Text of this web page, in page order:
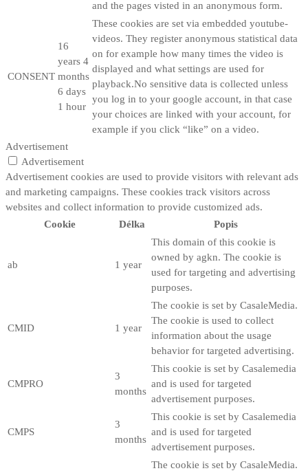
and the pages visted in an anonymous form.
CONSENT
16
years 4
months
6 days
1 hour
These cookies are set via embedded youtube-
videos. They register anonymous statistical data
on for example how many times the video is
displayed and what settings are used for
playback.No sensitive data is collected unless
you log in to your google account, in that case
your choices are linked with your account, for
example if you click “like” on a video.
Advertisement
Advertisement
Advertisement cookies are used to provide visitors with relevant ads
and marketing campaigns. These cookies track visitors across
websites and collect information to provide customized ads.
Cookie
Délka Popis
ab 1 year
This domain of this cookie is
owned by agkn. The cookie is
used for targeting and advertising
purposes.
CMID 1 year
The cookie is set by CasaleMedia.
The cookie is used to collect
information about the usage
behavior for targeted advertising.
CMPRO
3
months
This cookie is set by Casalemedia
and is used for targeted
advertisement purposes.
CMPS
3
months
This cookie is set by Casalemedia
and is used for targeted
advertisement purposes.
The cookie is set by CasaleMedia.